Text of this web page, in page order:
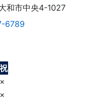
和市中央4-1027
6789
祝
×
×